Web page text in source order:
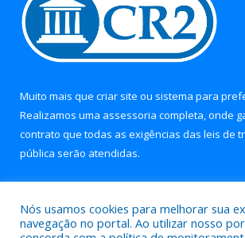
Muito mais que criar site ou sistema para
Realizamos uma assessoria completa, onde
contrato que todas as exigências das leis de
pública serão atendidas.
Nós usamos cookies para melhorar sua
navegação no portal. Ao utilizar nosso